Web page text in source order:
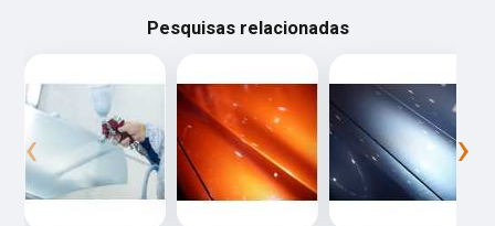
Pesquisas relacionadas
‹ ›